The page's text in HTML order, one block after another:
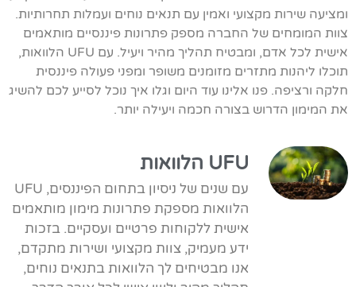
ומציעה שירות מקצועי ואמין עם תנאים נוחים ועמלות תחרותיות.
צוות המומחים של החברה מספק פתרונות פיננסיים מותאמים
אישית לכל אדם, ומבטיח תהליך מהיר ויעיל. עם UFU הלוואות,
תוכלו ליהנות מתזרים מזומנים משופר ומפני פעולה פיננסית
חלקה ורציפה. פנו אלינו עוד היום וגלו איך נוכל לסייע לכם להשיג
את המימון הדרוש בצורה חכמה ויעילה יותר.
UFU הלוואות
עם שנים של ניסיון בתחום הפיננסים, UFU
הלוואות מספקת פתרונות מימון מותאמים
אישית ללקוחות פרטיים ועסקיים. בזכות
ידע מעמיק, צוות מקצועי ושירות מתקדם,
אנו מבטיחים לך הלוואות בתנאים נוחים,